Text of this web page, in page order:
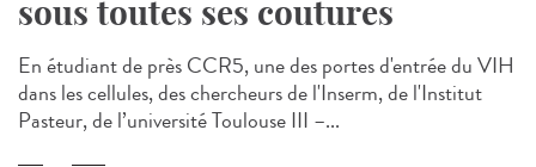
sous toutes ses coutures
En étudiant de près CCR5, une des portes d'entrée du VIH
dans les cellules, des chercheurs de l'Inserm, de l'Institut
Pasteur, de l’université Toulouse III –...